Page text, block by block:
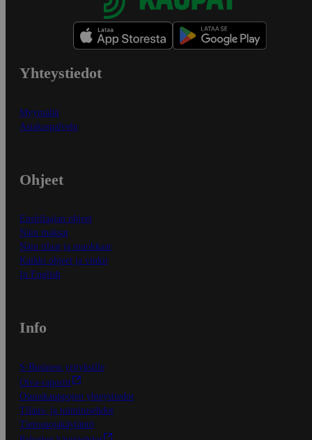
Yhteystiedot
Myymälät
Asiakaspalvelu
Ohjeet
Ensitilaajan ohjeet
Näin maksat
Näin tilaat ja muokkaat
Kaikki ohjeet ja vinkit
In English
Info
S-Business yrityksille
Oiva-raportit
Osuuskauppojen yhteystiedot
Tilaus- ja toimitusehdot
Tietosuojakäytäntö